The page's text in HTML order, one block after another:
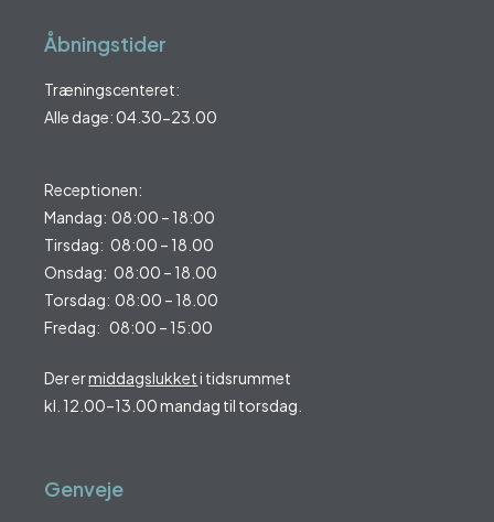
Åbningstider
Træningscenteret:
Alle dage: 04.30-23.00
Receptionen:
Mandag: 08:00 – 18:00
Tirsdag: 08:00 – 18.00
Onsdag: 08:00 – 18.00
Torsdag: 08:00 – 18.00
Fredag: 08:00 – 15:00
Der ermiddagslukketi tidsrummet
kl. 12.00–13.00 mandag til torsdag.
Genveje